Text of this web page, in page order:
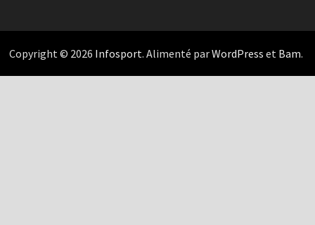
Copyright © 2026 Infosport. Alimenté parWordPress et Bam.